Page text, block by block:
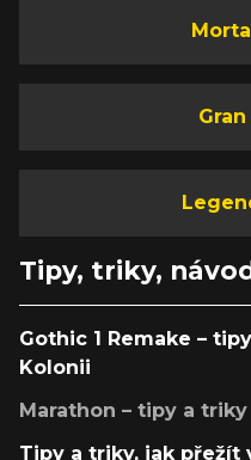
Tipy, triky,
Gothic 1 Remake –
Kolonii
Marathon – tipy a
Tipy a triky, jak přežít